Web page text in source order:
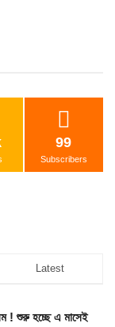
99
Subscribers
Latest
! শুরু হচ্ছে এ মাসেই